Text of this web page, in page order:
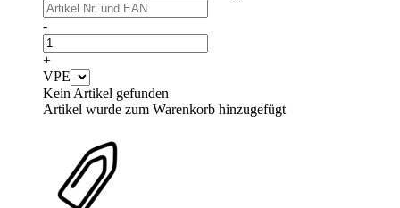
-
+
VPE
Kein Artikel gefunden
Artikel wurde zum Warenkorb hinzugefügt